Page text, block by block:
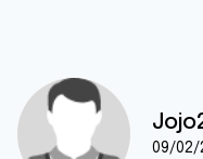
09/02/